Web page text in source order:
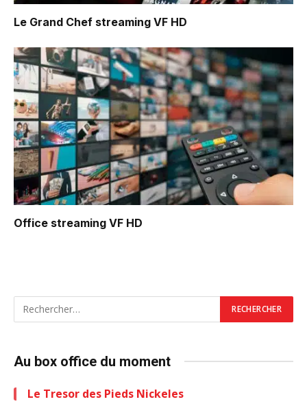
Le Grand Chef streaming VF HD
Office streaming VF HD
Au box office du moment
Le Tresor des Pieds Nickeles